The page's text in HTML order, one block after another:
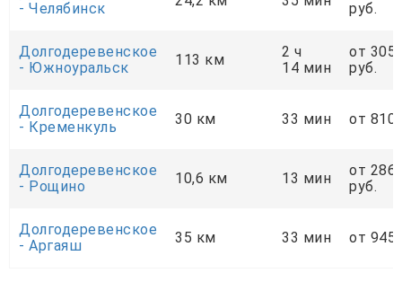
- Челябинск
руб.
Долгодеревенское
- Южноуральск
113 км
2 ч
14 мин
от
руб.
Долгодеревенское
- Кременкуль
30 км 33 мин от 810
Долгодеревенское
- Рощино
10,6 км 13 мин
от
руб.
Долгодеревенское
- Аргаяш
35 км 33 мин от 945